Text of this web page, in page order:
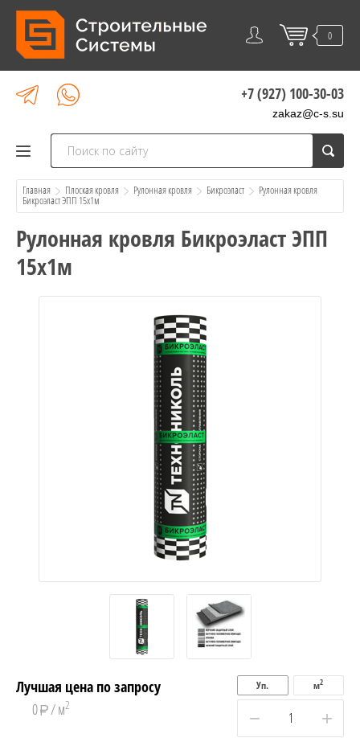
0
+7 (927) 100-30-03
zakaz@c-s.su
Главная Плоская кровля Рулонная кровля Бикроэласт
  Рулонная кровля
Бикроэласт ЭПП 15х1м
Рулонная кровля Бикроэласт ЭПП
15х1м
Лучшая цена по запросу
0
/ м2
Уп. м2
− +